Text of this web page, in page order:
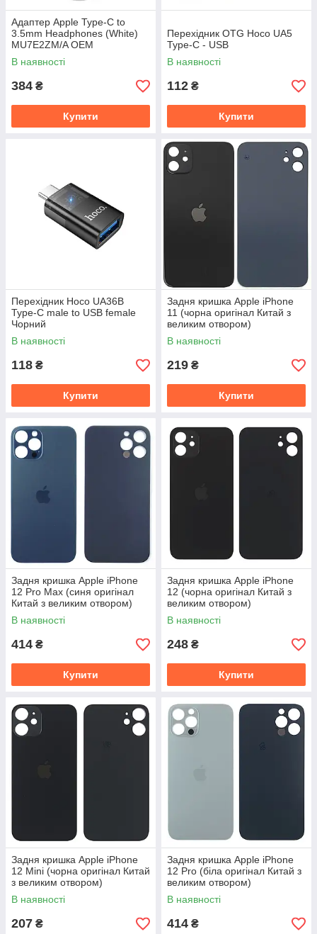
Адаптер Apple Type-C to
3.5mm Headphones (White)
MU7E2ZM/A OEM
В наявності
384 ₴
Купити
Перехідник OTG Hoco UA5
Type-C - USB
В наявності
112 ₴
Купити
Перехідник Hoco UA36B
Type-C male to USB female
Чорний
В наявності
118 ₴
Купити
Задня кришка Apple iPhone
11 (чорна оригінал Китай з
великим отвором)
В наявності
219 ₴
Купити
Задня кришка Apple iPhone
12 Pro Max (синя оригінал
Китай з великим отвором)
В наявності
414 ₴
Купити
Задня кришка Apple iPhone
12 (чорна оригінал Китай з
великим отвором)
В наявності
248 ₴
Купити
Задня кришка Apple iPhone
12 Mini (чорна оригінал Китай
з великим отвором)
В наявності
207 ₴
Задня кришка Apple iPhone
12 Pro (біла оригінал Китай з
великим отвором)
В наявності
414 ₴